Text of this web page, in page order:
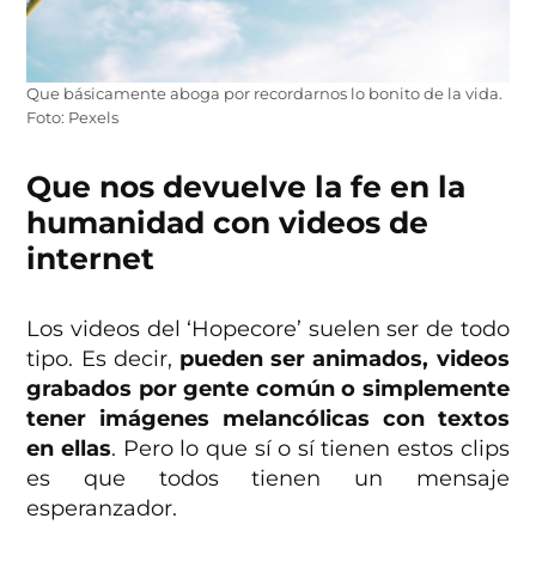
Que básicamente aboga por recordarnos lo bonito de la vida.
Foto: Pexels
Que nos devuelve la fe en la
humanidad con videos de
internet
Los videos del ‘Hopecore’ suelen ser de todo
tipo. Es decir, pueden ser animados, videos
grabados por gente común o simplemente
tener imágenes melancólicas con textos
en ellas. Pero lo que sí o sí tienen estos clips
es que todos tienen un mensaje
esperanzador.